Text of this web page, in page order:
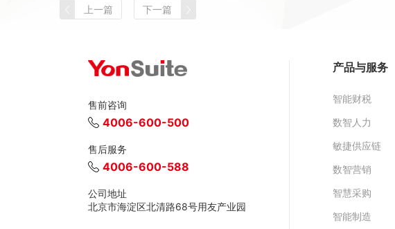
上一篇 下一篇
售前咨询
4006-600-500
售后服务
4006-600-588
公司地址
北京市海淀区北清路68号用友产业园
产品与服务
智能财税
数智人力
敏捷供应链
数智营销
智慧采购
智能制造